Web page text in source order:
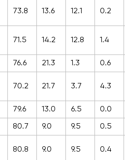
73.8 13.6 12.1 0.2
71.5 14.2 12.8 1.4
76.6 21.3 1.3 0.6
70.2 21.7 3.7 4.3
79.6 13.0 6.5 0.0
80.7 9.0 9.5 0.5
80.8 9.0 9.5 0.4